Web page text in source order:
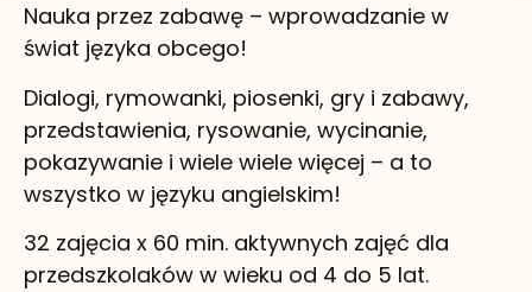
Nauka przez zabawę – wprowadzanie w
świat języka obcego!
Dialogi, rymowanki, piosenki, gry i zabawy,
przedstawienia, rysowanie, wycinanie,
pokazywanie i wiele wiele więcej – a to
wszystko w języku angielskim!
32 zajęcia x 60 min. aktywnych zajęć dla
przedszkolaków w wieku od 4 do 5 lat.